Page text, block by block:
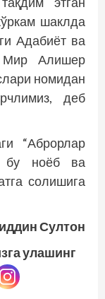
шаклда
Адабиёт ва
Мир Алишер
номидан
деб
“Аброрлар
бу ноёб ва
солишига
Султон
улашинг